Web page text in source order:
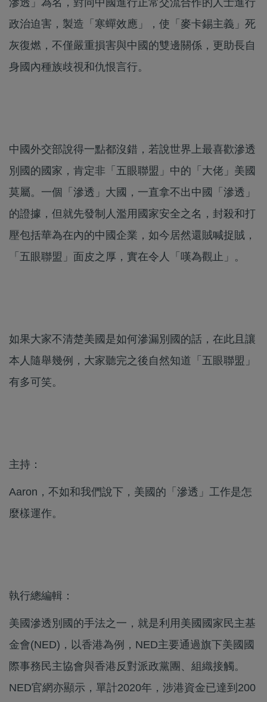
政治迫害，製造「寒蟬效應」，使「麥卡錫主義」死
灰復燃，不僅嚴重損害與中國的雙邊關係，更助長自
身國內種族歧視和仇恨言行。
中國外交部說得一點都沒錯，若說世界上最喜歡滲透
別國的國家，肯定非「五眼聯盟」中的「大佬」美國
莫屬。一個「滲透」大國，一直拿不出中國「滲透」
的證據，但就先發制人濫用國家安全之名，封殺和打
壓包括華為在內的中國企業，如今居然還賊喊捉賊，
「五眼聯盟」面皮之厚，實在令人「嘆為觀止」。
如果大家不清楚美國是如何滲漏別國的話，在此且讓
本人隨舉幾例，大家聽完之後自然知道「五眼聯盟」
有多可笑。
主持：
Aaron，不如和我們說下，美國的「滲透」工作是怎
麼樣運作。
執行總編輯：
美國滲透別國的手法之一，就是利用美國國家民主基
金會(NED)，以香港為例，NED主要通過旗下美國國
際事務民主協會與香港反對派政黨團、組織接觸。
NED官網亦顯示，單計2020年，涉港資金已達到200